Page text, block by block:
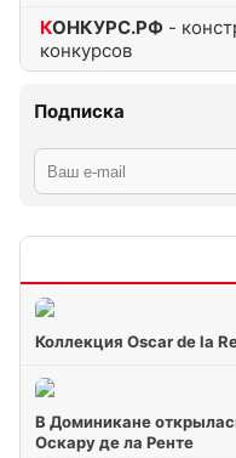
КОНКУРС.РФ -
конкурсов
Подписка
Коллекция Oscar de la
В Доминикане
Оскару де ла Ренте